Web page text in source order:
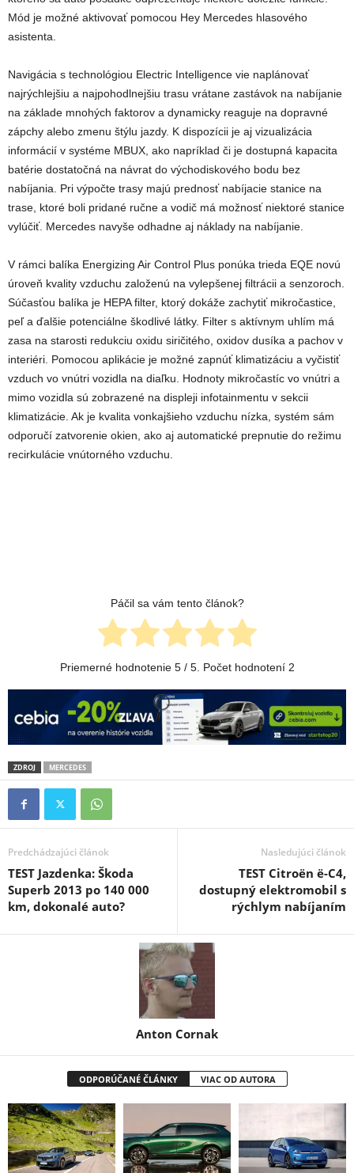
Mód je možné aktivovať pomocou Hey Mercedes hlasového
asistenta.
Navigácia s technológiou Electric Intelligence vie naplánovať
najrýchlejšiu a najpohodlnejšiu trasu vrátane zastávok na nabíjanie
na základe mnohých faktorov a dynamicky reaguje na dopravné
zápchy alebo zmenu štýlu jazdy. K dispozícii je aj vizualizácia
informácií v systéme MBUX, ako napríklad či je dostupná kapacita
batérie dostatočná na návrat do východiskového bodu bez
nabíjania. Pri výpočte trasy majú prednosť nabíjacie stanice na
trase, ktoré boli pridané ručne a vodič má možnosť niektoré stanice
vylúčiť. Mercedes navyše odhadne aj náklady na nabíjanie.
V rámci balíka Energizing Air Control Plus ponúka trieda EQE novú
úroveň kvality vzduchu založenú na vylepšenej filtrácii a senzoroch.
Súčasťou balíka je HEPA filter, ktorý dokáže zachytiť mikročastice,
peľ a ďalšie potenciálne škodlivé látky. Filter s aktívnym uhlím má
zasa na starosti redukciu oxidu siričitého, oxidov dusíka a pachov v
interiéri. Pomocou aplikácie je možné zapnúť klimatizáciu a vyčistiť
vzduch vo vnútri vozidla na diaľku. Hodnoty mikročastíc vo vnútri a
mimo vozidla sú zobrazené na displeji infotainmentu v sekcii
klimatizácie. Ak je kvalita vonkajšieho vzduchu nízka, systém sám
odporučí zatvorenie okien, ako aj automatické prepnutie do režimu
recirkulácie vnútorného vzduchu.
Páčil sa vám tento článok?
Priemerné hodnotenie 5/ 5. Počet hodnotení 2
ZDROJ MERCEDES
Predchádzajúci článok
TEST Jazdenka: Škoda
Superb 2013 po 140 000
km, dokonalé auto?
Nasledujúci článok
TEST Citroën ë-C4,
dostupný elektromobil s
rýchlym nabíjaním
Anton Cornak
ODPORÚČANÉ ČLÁNKY VIAC OD AUTORA